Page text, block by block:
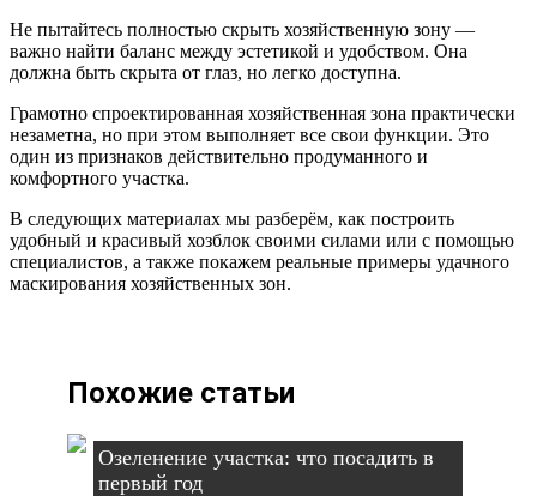
Не пытайтесь полностью скрыть хозяйственную зону —
важно найти баланс между эстетикой и удобством. Она
должна быть скрыта от глаз, но легко доступна.
Грамотно спроектированная хозяйственная зона практически
незаметна, но при этом выполняет все свои функции. Это
один из признаков действительно продуманного и
комфортного участка.
В следующих материалах мы разберём, как построить
удобный и красивый хозблок своими силами или с помощью
специалистов, а также покажем реальные примеры удачного
маскирования хозяйственных зон.
Похожие статьи
Озеленение участка: что посадить в
первый год